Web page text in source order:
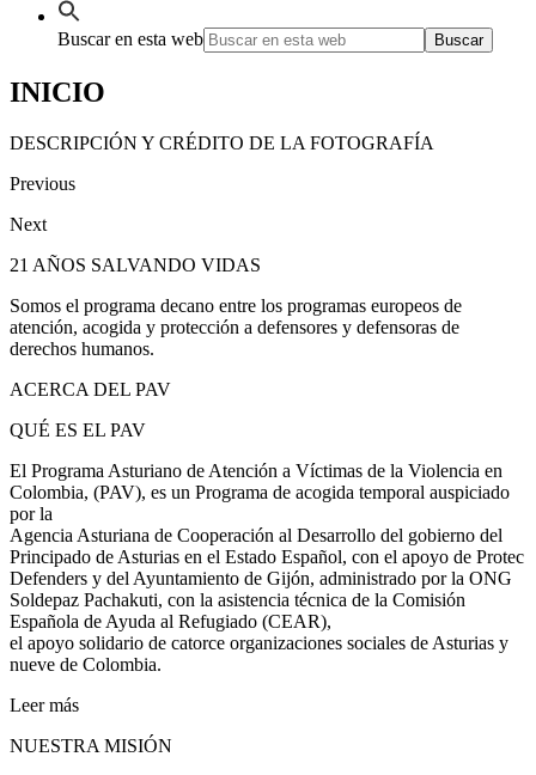
Buscar en esta web
INICIO
DESCRIPCIÓN Y CRÉDITO DE LA FOTOGRAFÍA
Previous
Next
21 AÑOS SALVANDO VIDAS
Somos el programa decano entre los programas europeos de
atención, acogida y protección a defensores y defensoras de
derechos humanos.
ACERCA DEL PAV
QUÉ ES EL PAV
El Programa Asturiano de Atención a Víctimas de la Violencia en
Colombia, (PAV), es un Programa de acogida temporal auspiciado
por la
Agencia Asturiana de Cooperación al Desarrollo del gobierno del
Principado de Asturias en el Estado Español, con el apoyo de Protec
Defenders y del Ayuntamiento de Gijón, administrado por la ONG
Soldepaz Pachakuti, con la asistencia técnica de la Comisión
Española de Ayuda al Refugiado (CEAR),
el apoyo solidario de catorce organizaciones sociales de Asturias y
nueve de Colombia.
Leer más
NUESTRA MISIÓN